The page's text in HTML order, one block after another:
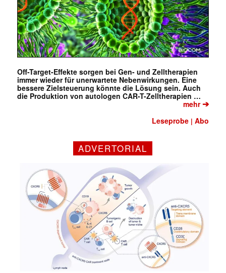
Off-Target-Effekte sorgen bei Gen- und Zelltherapien
immer wieder für unerwartete Nebenwirkungen. Eine
bessere Zielsteuerung könnte die Lösung sein. Auch
die Produktion von autologen CAR-T-Zelltherapien …
mehr➔
Leseprobe |Abo
ADVERTORIAL